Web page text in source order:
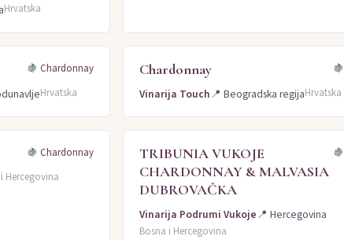
Hrvatska
🍇 Chardonnay
Hrvatska
Chardonnay 🍇
Vinarija Touch📍 Beogradska regijaHrvatska
🍇 Chardonnay
Hercegovina
TRIBUNIA VUKOJE
CHARDONNAY & MALVASIA
DUBROVAČKA
🍇
Vinarija Podrumi Vukoje📍 Hercegovina
Bosna i Hercegovina